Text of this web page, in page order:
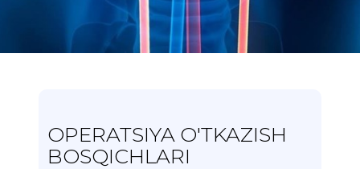
OPERATSIYA O'TKAZISH
BOSQICHLARI